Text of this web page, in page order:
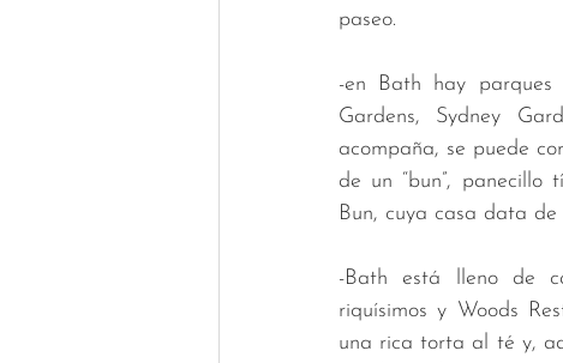
paseo.
-en Bath hay parques
Gardens, Sydney
acompaña, se puede
de un “bun”,
Bun, cuya casa data
-Bath está lleno de
riquísimos y Woods
una rica torta al té y,